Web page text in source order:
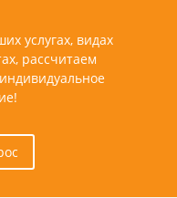
услугах, видах
рассчитаем